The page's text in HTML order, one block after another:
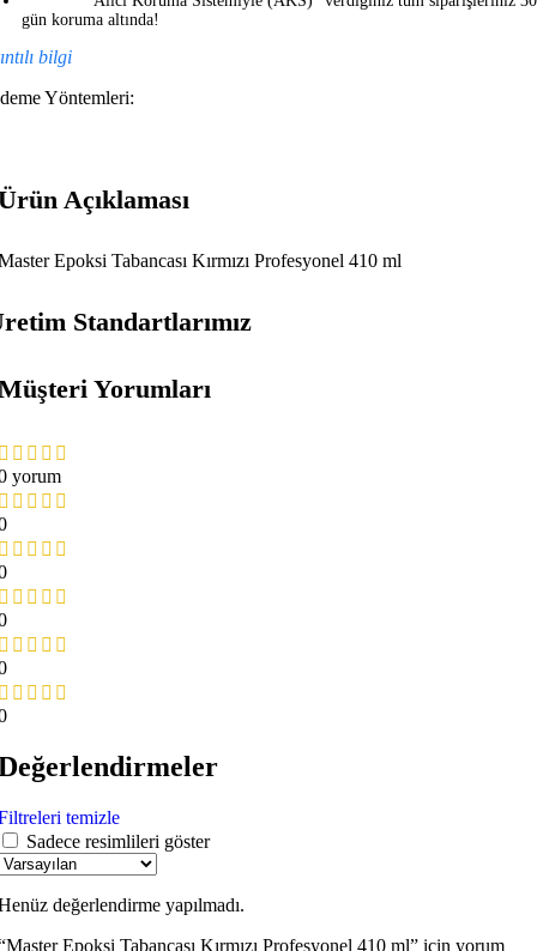
gün koruma altında!
bilgi
Yöntemleri:
Açıklaması
Epoksi Tabancası Kırmızı Profesyonel 410 ml
Standartlarımız
Yorumları
yorum
temizle
Sadece resimlileri göster
değerlendirme yapılmadı.
Epoksi Tabancası Kırmızı Profesyonel 410 ml” için yorum